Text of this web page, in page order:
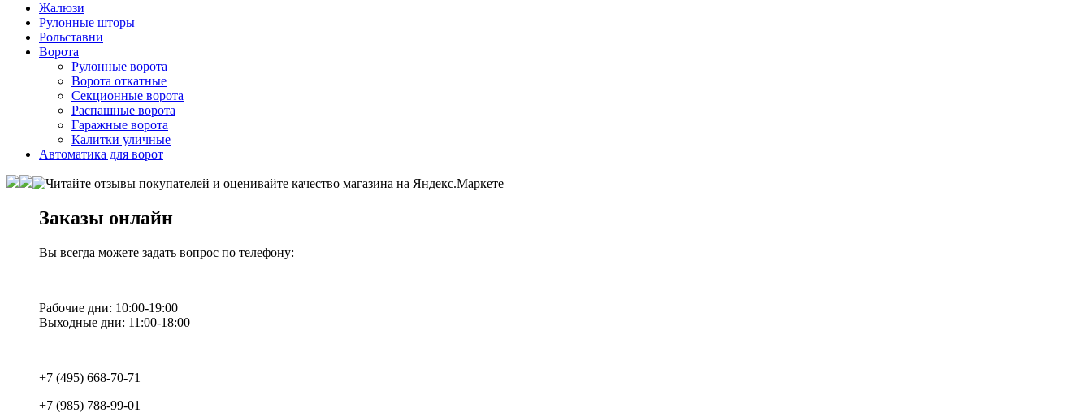
Жалюзи
Рулонные шторы
Рольставни
Ворота
Рулонные ворота
Ворота откатные
Секционные ворота
Распашные ворота
Гаражные ворота
Калитки уличные
Автоматика для ворот
Заказы онлайн
Вы всегда можете задать вопрос по телефону:
Рабочие дни: 10:00-19:00
Выходные дни: 11:00-18:00
+7 (495) 668-70-71
+7 (985) 788-99-01